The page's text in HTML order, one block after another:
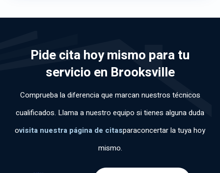
Pide cita hoy mismo para tu
servicio en Brooksville
Comprueba la diferencia que marcan nuestros técnicos
cualificados. Llama a nuestro equipo si tienes alguna duda
ovisita nuestra página de citasparaconcertar la tuya hoy
mismo.